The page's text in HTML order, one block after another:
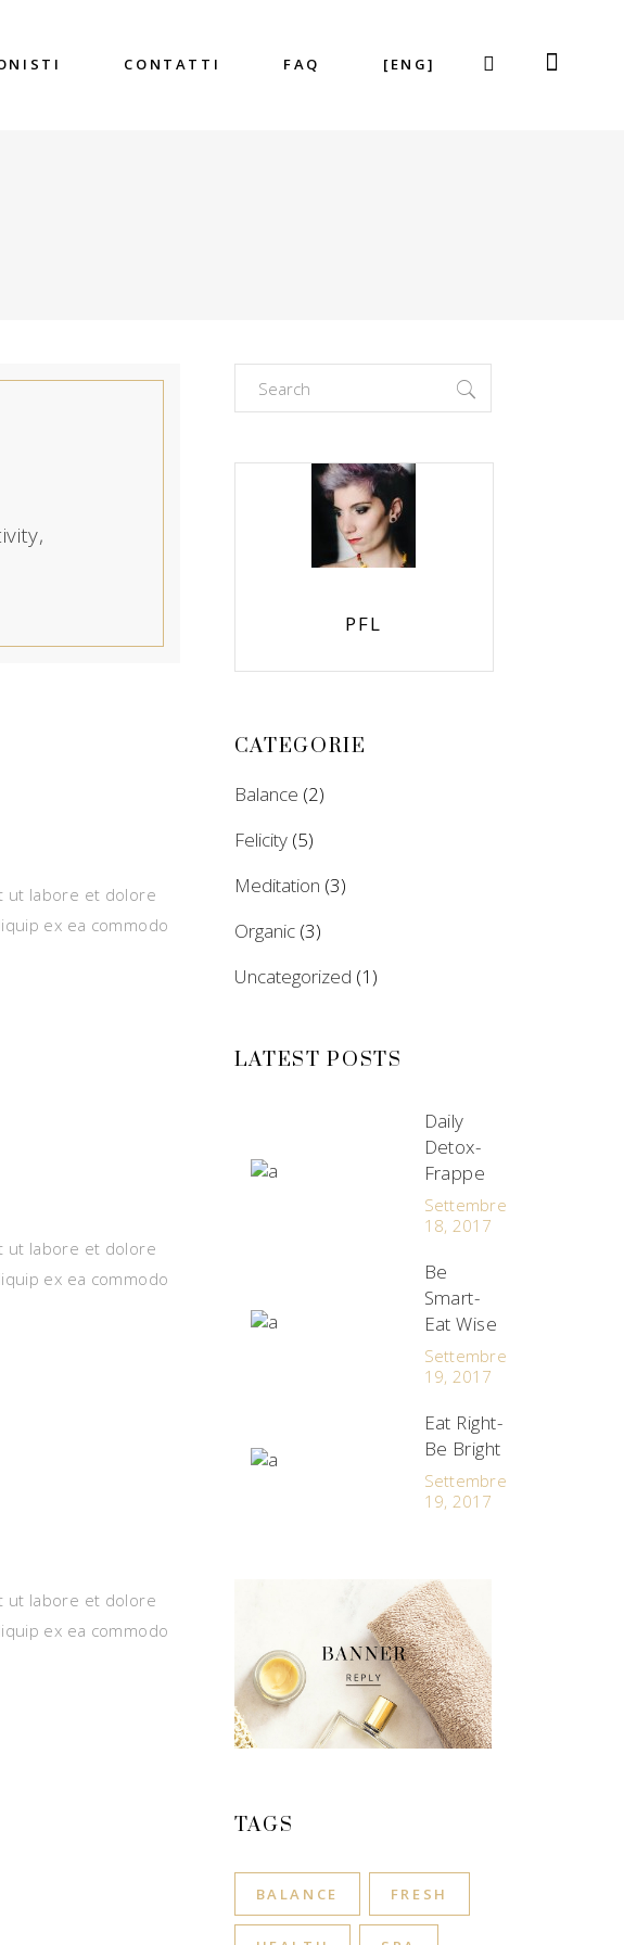
CONTATTI FAQ [ENG]
ut labore et dolore
ex ea commodo
ut labore et dolore
ex ea commodo
ut labore et dolore
ex ea commodo
Search
for:
PFL
CATEGORIE
Balance (2)
Felicity(5)
Meditation (3)
Organic(3)
Uncategorized (1)
LATEST POSTS
Daily
Detox-
Frappe
Settembre
18, 2017
Be
Smart-
Eat Wise
Settembre
19, 2017
Eat Right-
Be Bright
Settembre
19, 2017
TAGS
BALANCE FRESH